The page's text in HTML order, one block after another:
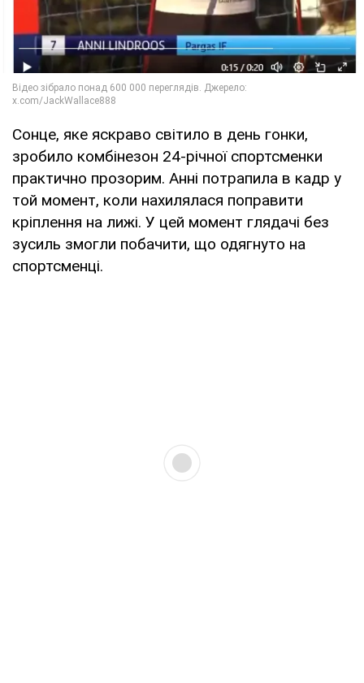
Сонце, яке яскраво світило в день гонки,
зробило комбінезон 24-річної спортсменки
практично прозорим. Анні потрапила в кадр у
той момент, коли нахилялася поправити
кріплення на лижі. У цей момент глядачі без
зусиль змогли побачити, що одягнуто на
спортсменці.